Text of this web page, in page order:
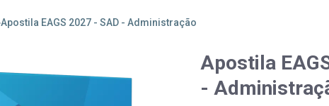
Apostila EAGS 2027 - SAD - Administração
Apostila
-